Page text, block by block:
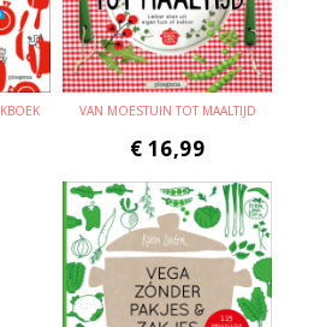
VAN MOESTUIN TOT MAALTIJD
€ 16,99